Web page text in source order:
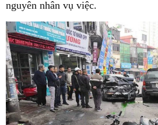
nguyên nhân vụ việc.